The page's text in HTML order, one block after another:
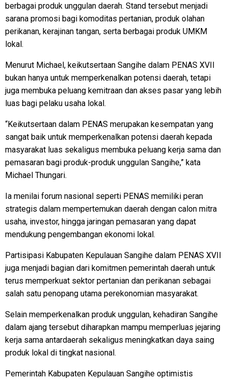
berbagai produk unggulan daerah. Stand tersebut menjadi
sarana promosi bagi komoditas pertanian, produk olahan
perikanan, kerajinan tangan, serta berbagai produk UMKM
lokal.
Menurut Michael, keikutsertaan Sangihe dalam PENAS XVII
bukan hanya untuk memperkenalkan potensi daerah, tetapi
juga membuka peluang kemitraan dan akses pasar yang lebih
luas bagi pelaku usaha lokal.
“Keikutsertaan dalam PENAS merupakan kesempatan yang
sangat baik untuk memperkenalkan potensi daerah kepada
masyarakat luas sekaligus membuka peluang kerja sama dan
pemasaran bagi produk-produk unggulan Sangihe,” kata
Michael Thungari.
Ia menilai forum nasional seperti PENAS memiliki peran
strategis dalam mempertemukan daerah dengan calon mitra
usaha, investor, hingga jaringan pemasaran yang dapat
mendukung pengembangan ekonomi lokal.
Partisipasi Kabupaten Kepulauan Sangihe dalam PENAS XVII
juga menjadi bagian dari komitmen pemerintah daerah untuk
terus memperkuat sektor pertanian dan perikanan sebagai
salah satu penopang utama perekonomian masyarakat.
Selain memperkenalkan produk unggulan, kehadiran Sangihe
dalam ajang tersebut diharapkan mampu memperluas jejaring
kerja sama antardaerah sekaligus meningkatkan daya saing
produk lokal di tingkat nasional.
Pemerintah Kabupaten Kepulauan Sangihe optimistis